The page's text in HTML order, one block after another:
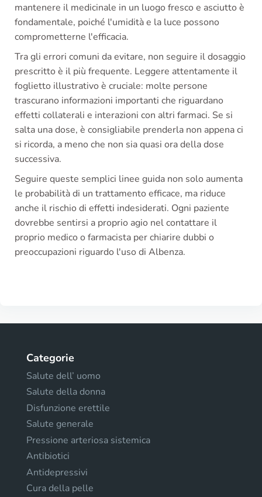
mantenere il medicinale in un luogo fresco e asciutto è
fondamentale, poiché l'umidità e la luce possono
comprometterne l'efficacia.
Tra gli errori comuni da evitare, non seguire il dosaggio
prescritto è il più frequente. Leggere attentamente il
foglietto illustrativo è cruciale: molte persone
trascurano informazioni importanti che riguardano
effetti collaterali e interazioni con altri farmaci. Se si
salta una dose, è consigliabile prenderla non appena ci
si ricorda, a meno che non sia quasi ora della dose
successiva.
Seguire queste semplici linee guida non solo aumenta
le probabilità di un trattamento efficace, ma riduce
anche il rischio di effetti indesiderati. Ogni paziente
dovrebbe sentirsi a proprio agio nel contattare il
proprio medico o farmacista per chiarire dubbi o
preoccupazioni riguardo l'uso di Albenza.
Categorie
Salute dell’ uomo
Salute della donna
Disfunzione erettile
Salute generale
Pressione arteriosa sistemica
Antibiotici
Antidepressivi
Cura della pelle